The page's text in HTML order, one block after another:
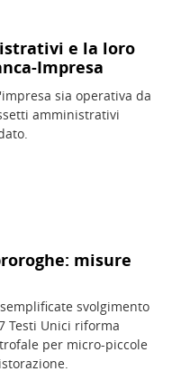
e la loro
Impresa
sia operativa da
amministrativi
misure
svolgimento
Testi Unici riforma
per micro-piccole